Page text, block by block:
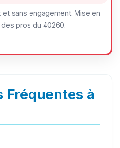
et sans engagement. Mise en
pros du 40260.
Fréquentes à